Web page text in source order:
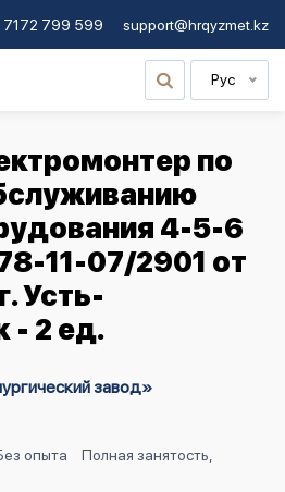
7172 799 599 support@hrqyzmet.kz
Рус
по
4-5-6
11-07/2901 от
Усть-
- 2 ед.
завод»
опыта
Полная занятость,